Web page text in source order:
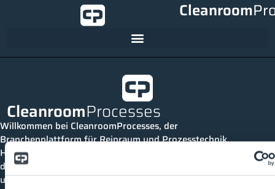
Cleanroom
CleanroomProcesses
Willkommen bei CleanroomProcesses, der
Branchenplattform für Reinraum und Prozesstechnik.
Hier bleibst du immer auf dem neuesten Stand, kannst
dich mit anderen verknüpfen und alle relevanten Themen
und Events der Branche entdecken.